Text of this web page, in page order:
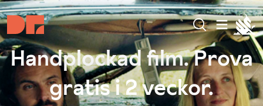
Handplockad film. Prova
gratis i 2 veckor.